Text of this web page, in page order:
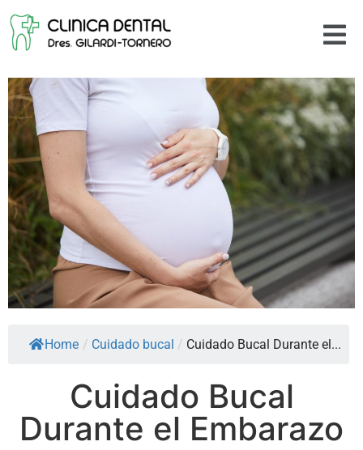
Home / Cuidado bucal / Cuidado Bucal Durante el...
Cuidado Bucal
Durante el Embarazo